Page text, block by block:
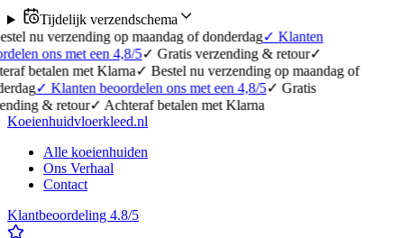
Tijdelijk verzendschema
op maandag of donderdag✓Klanten
een 4,8/5✓Gratis verzending & retour✓
met Klarna ✓Bestel nu verzending op maandag of
beoordelen ons met een 4,8/5✓Gratis
✓ Achteraf betalen met Klarna
Koeienhuidvloerkleed.nl
Alle koeienhuiden
Ons Verhaal
Contact
Klantbeoordeling 4.8/5